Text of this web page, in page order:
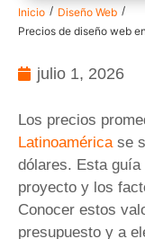
Inicio / Diseño Web /
Precios de diseño web
julio 1, 2026
Los precios
Latinoaméricase
dólares. Esta
proyecto y los
Conocer estos
presupuesto y a